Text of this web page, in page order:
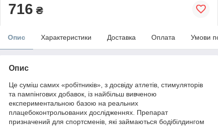
716 ₴
Опис Характеристики Доставка Оплата Умови
Опис
Це суміш самих «робітників», з досвіду атлетів, стимуляторів
та пампінгових добавок, із найбільш вивченою
експериментальною базою на реальних
плацебоконтрольованих дослідженнях. Препарат
призначений для спортсменів, які займаються бодібілдингом